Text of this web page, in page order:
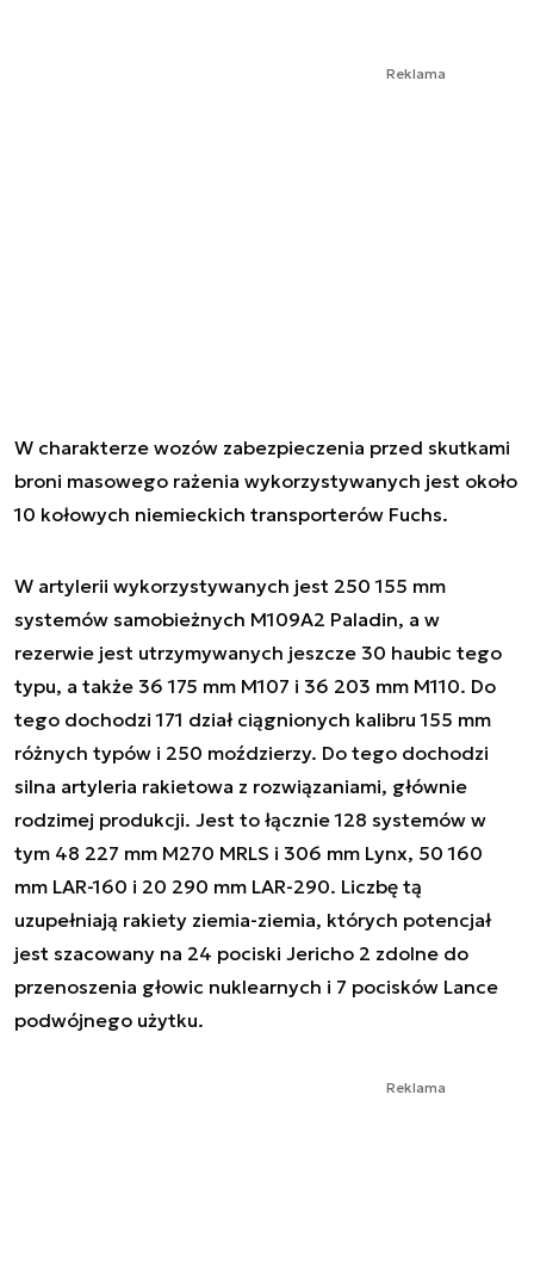
Reklama
W charakterze wozów zabezpieczenia przed skutkami
broni masowego rażenia wykorzystywanych jest około
10 kołowych niemieckich transporterów Fuchs.
W artylerii wykorzystywanych jest 250 155 mm
systemów samobieżnych M109A2 Paladin, a w
rezerwie jest utrzymywanych jeszcze 30 haubic tego
typu, a także 36 175 mm M107 i 36 203 mm M110. Do
tego dochodzi 171 dział ciągnionych kalibru 155 mm
różnych typów i 250 moździerzy. Do tego dochodzi
silna artyleria rakietowa z rozwiązaniami, głównie
rodzimej produkcji. Jest to łącznie 128 systemów w
tym 48 227 mm M270 MRLS i 306 mm Lynx, 50 160
mm LAR-160 i 20 290 mm LAR-290. Liczbę tą
uzupełniają rakiety ziemia-ziemia, których potencjał
jest szacowany na 24 pociski Jericho 2 zdolne do
przenoszenia głowic nuklearnych i 7 pocisków Lance
podwójnego użytku.
Reklama